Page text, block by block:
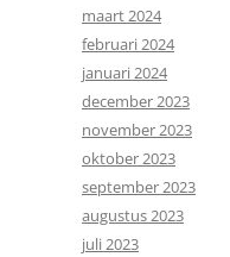
maart 2024
februari 2024
januari 2024
december 2023
november 2023
oktober 2023
september 2023
augustus 2023
juli 2023